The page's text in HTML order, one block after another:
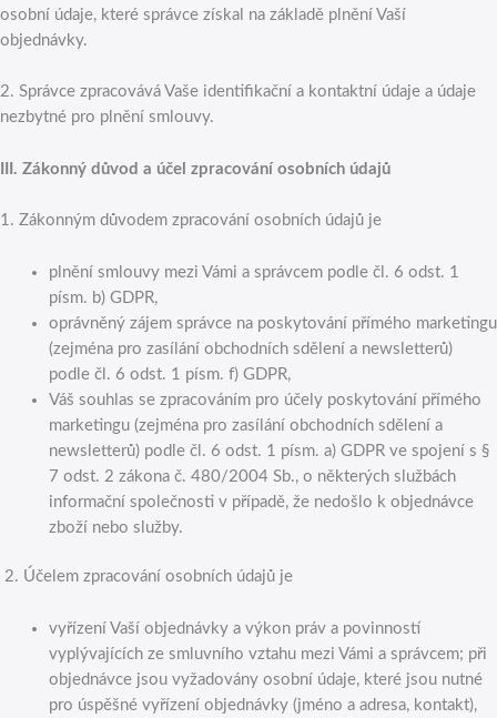
osobní údaje, které správce získal na základě plnění Vaší
objednávky.
2. Správce zpracovává Vaše identifikační a kontaktní údaje a údaje
nezbytné pro plnění smlouvy.
III. Zákonný důvod a účel zpracování osobních údajů
1. Zákonným důvodem zpracování osobních údajů je
plnění smlouvy mezi Vámi a správcem podle čl. 6 odst. 1
písm. b) GDPR,
oprávněný zájem správce na poskytování přímého marketingu
(zejména pro zasílání obchodních sdělení a newsletterů)
podle čl. 6 odst. 1 písm. f) GDPR,
Váš souhlas se zpracováním pro účely poskytování přímého
marketingu (zejména pro zasílání obchodních sdělení a
newsletterů) podle čl. 6 odst. 1 písm. a) GDPR ve spojení s §
7 odst. 2 zákona č. 480/2004 Sb., o některých službách
informační společnosti v případě, že nedošlo k objednávce
zboží nebo služby.
2. Účelem zpracování osobních údajů je
vyřízení Vaší objednávky a výkon práv a povinností
vyplývajících ze smluvního vztahu mezi Vámi a správcem; při
objednávce jsou vyžadovány osobní údaje, které jsou nutné
pro úspěšné vyřízení objednávky (jméno a adresa, kontakt),